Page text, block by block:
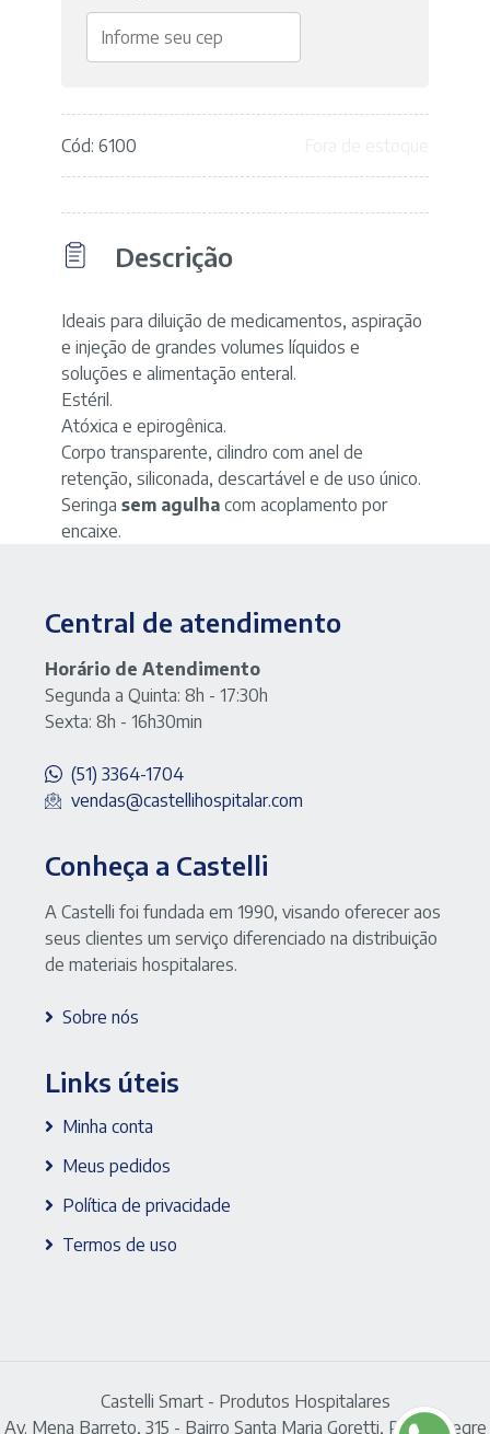
Cód: 6100
Descrição
Ideais para diluição de medicamentos, aspiração
e injeção de grandes volumes líquidos e
soluções e alimentação enteral.
Estéril.
Atóxica e epirogênica.
Corpo transparente, cilindro com anel de
retenção, siliconada, descartável e de uso único.
Seringa sem agulha com acoplamento por
encaixe.
Central de atendimento
Horário de Atendimento
Segunda a Quinta: 8h - 17:30h
Sexta: 8h - 16h30min
(51) 3364-1704
vendas@castellihospitalar.com
Conheça a Castelli
A Castelli foi fundada em 1990, visando oferecer aos
seus clientes um serviço diferenciado na distribuição
de materiais hospitalares.
Sobre nós
Links úteis
Minha conta
Meus pedidos
Política de privacidade
Termos de uso
Castelli Smart - Produtos Hospitalares
Av. Mena Barreto, 315 - Bairro Santa Maria Goretti, Porto Alegre